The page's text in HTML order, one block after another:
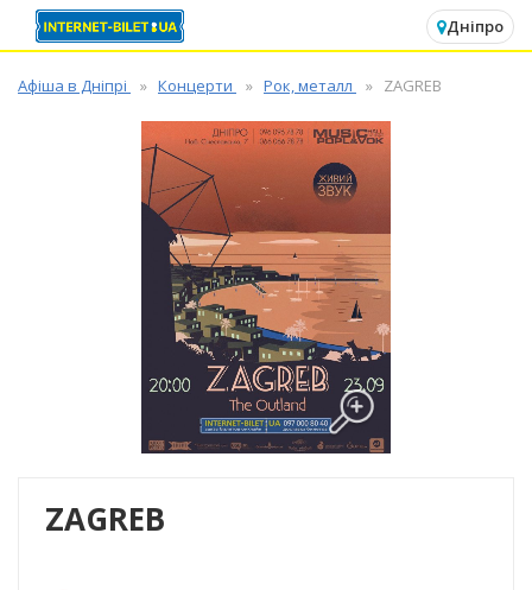
Дніпро
Афіша в Дніпрі Концерти Рок, металл ZAGREB
ZAGREB